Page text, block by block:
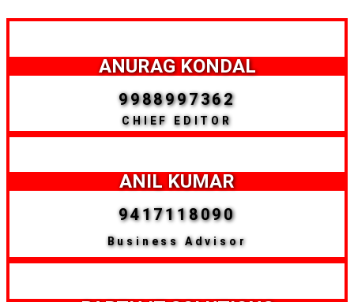
ANURAG KONDAL
9988997362
CHIEF EDITOR
ANIL KUMAR
9417118090
Business Advisor